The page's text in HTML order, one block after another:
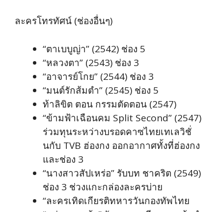
ละครโทรทัศน์ (ช่องอื่นๆ)
“ตาเบบูญ่า” (2542) ช่อง 5
“หลวงตา” (2543) ช่อง 3
“อาจารย์โกย” (2544) ช่อง 3
“มนต์รักส้มตำ” (2545) ช่อง 5
ท้าลิขิต ตอน กรรมตัดตอน (2547)
“ข้ามฟ้าเฉือนคม Split Second” (2547)
ร่วมทุนระหว่างบรอดคาซไทยเทเลวิชั่
นกับ TVB ฮ่องกง ออกอากาศทั้งที่ฮ่องกง
และช่อง 3
“นางสาวสัปเหร่อ” รับบท ชาคริต (2549)
ช่อง 3 ช่วงแกะกล่องละครบ่าย
“ละครเทิดเกียรติทหารวันกองทัพไทย